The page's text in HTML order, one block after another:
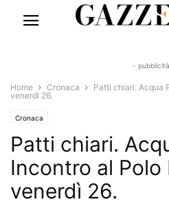
-
Home Cronaca
Patti chiari. Acqua
venerdì 26.
Cronaca
Patti chiari.
Incontro al Polo
venerdì 26.